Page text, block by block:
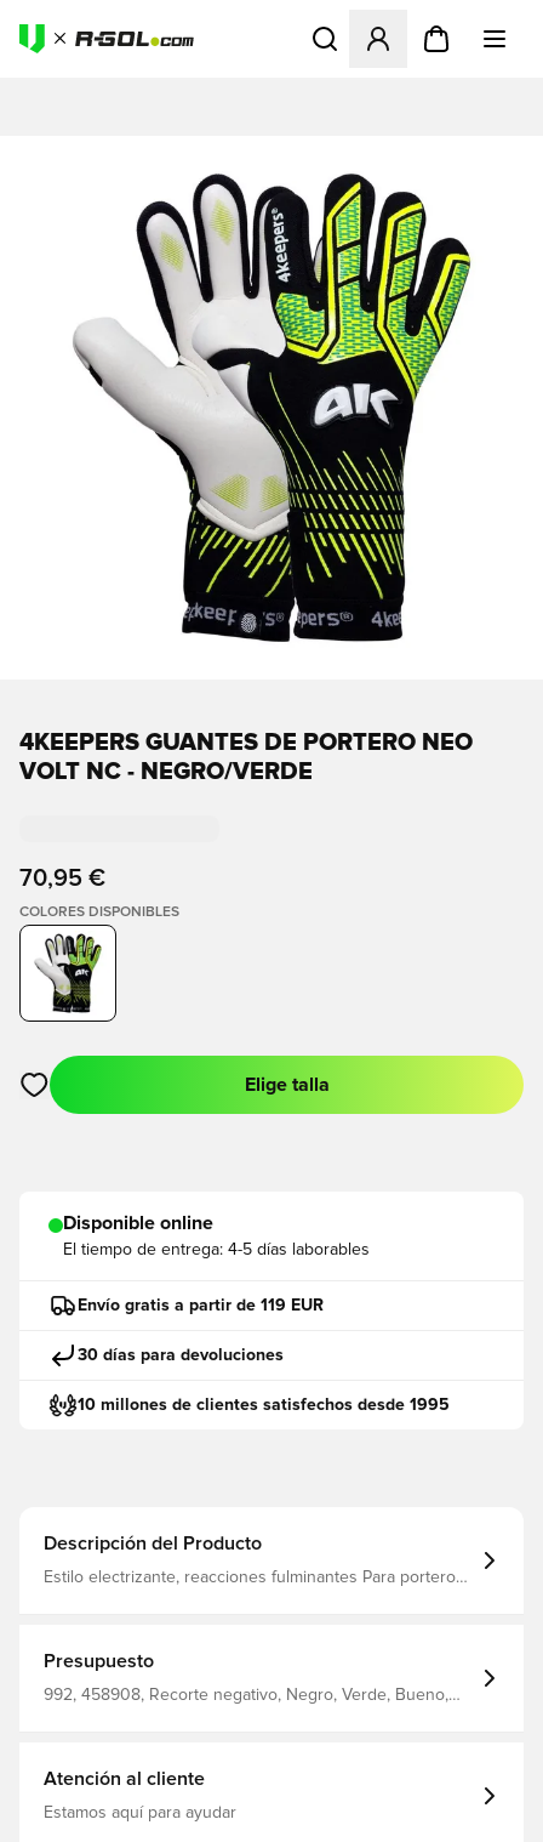
Abre un modal para iniciar
4KEEPERS GUANTES DE PORTERO NEO
VOLT NC - NEGRO/VERDE
70,95 €
COLORES DISPONIBLES
Abre un modal para iniciar sesión o registrarse como miembro
Elige talla
Disponible online
El tiempo de entrega: 4-5 días laborables
Envío gratis a partir de 119 EUR
30 días para devoluciones
10 millones de clientes satisfechos desde 1995
Descripción del Producto
Estilo electrizante, reacciones fulminantes Para porteros
4mm Cinta elástica de látex Espuma GIGA GRIP Negative
Presupuesto
992, 458908, Recorte negativo, Negro, Verde, Bueno,
Atención al cliente
Estamos aquí para ayudar